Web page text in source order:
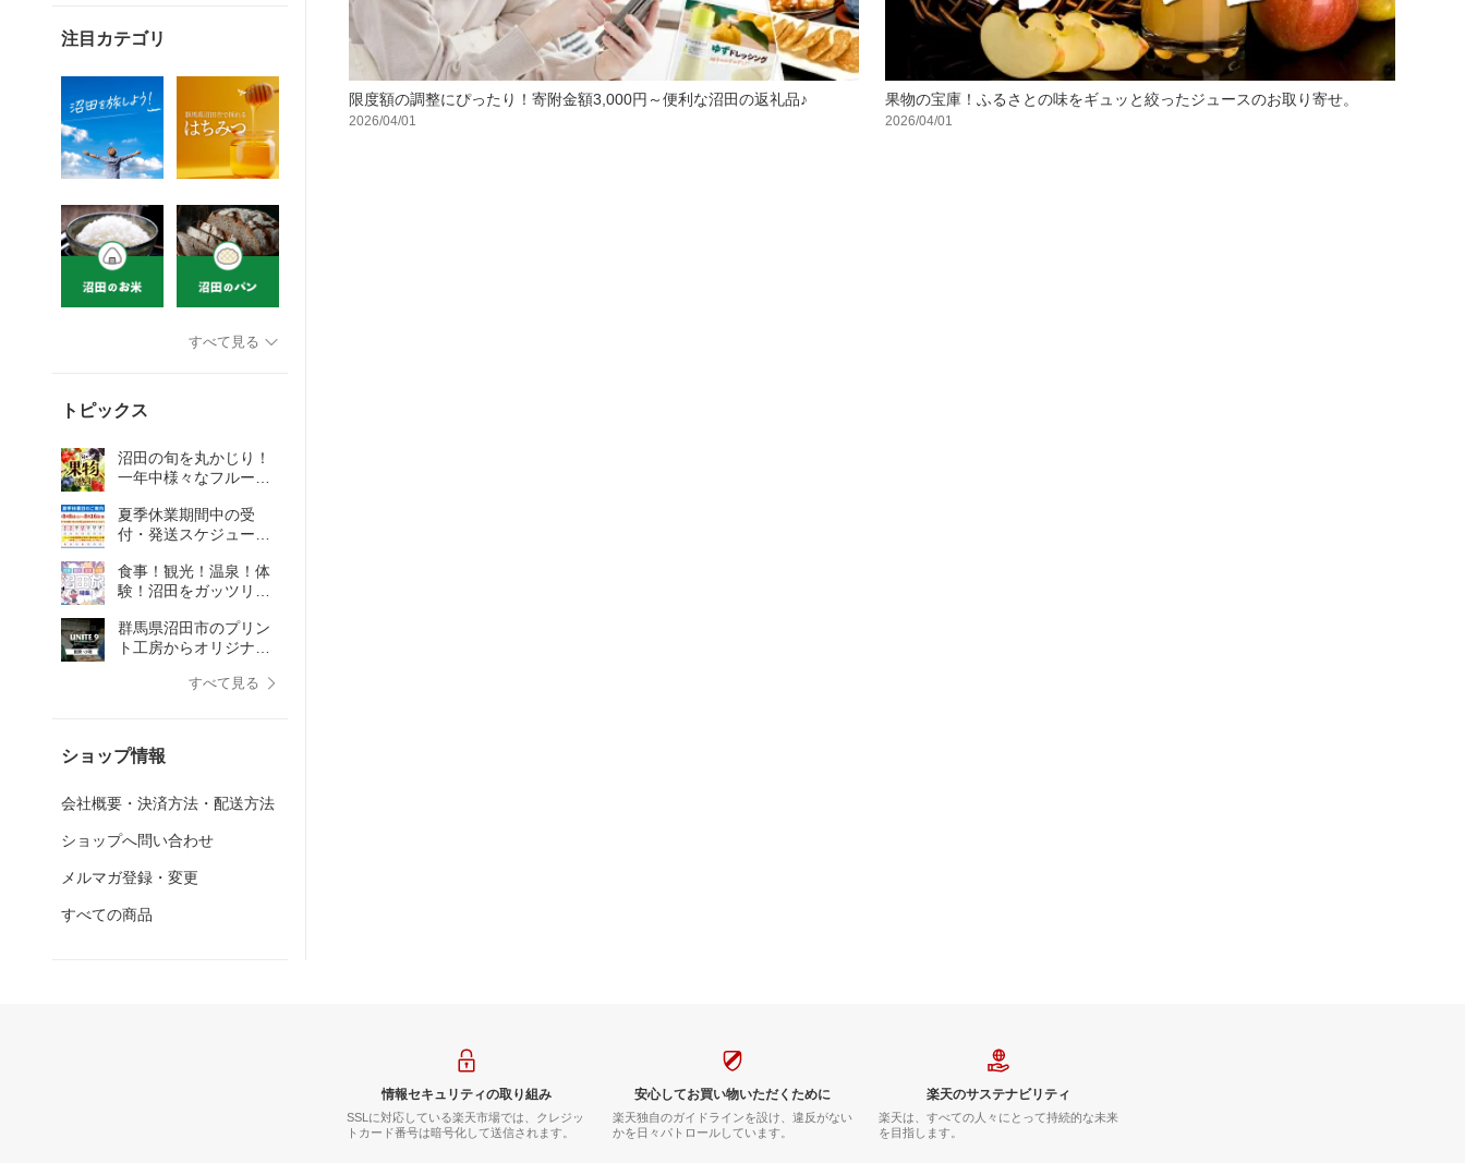
注目カテゴリ
すべて見る
トピックス
沼田の旬を丸かじり！
一年中様々なフルーツ
夏季休業期間中の受
付・発送スケジュール
食事！観光！温泉！体
験！沼田をガッツリ楽
で！
群馬県沼田市のプリン
ト工房からオリジナル
すべて見る
ショップ情報
会社概要・決済方法・配送方法
ショップへ問い合わせ
メルマガ登録・変更
すべての商品
限度額の調整にぴったり！寄附金額3,000円～便利な沼田の返礼品♪
2026/04/01
果物の宝庫！ふるさとの味をギュッと絞ったジュースのお取り寄せ。
2026/04/01
情報セキュリティの取り組み
SSLに対応している楽天市場では、クレジッ
トカード番号は暗号化して送信されます。
安心してお買い物いただくために
楽天独自のガイドラインを設け、違反がない
かを日々パトロールしています。
楽天のサステナビリティ
楽天は、すべての人々にとって持続的な未来
を目指します。